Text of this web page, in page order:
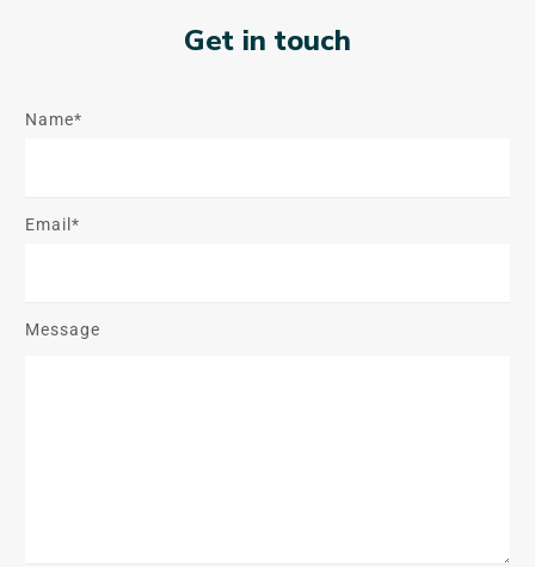
Get in touch
Name*
Email*
Message